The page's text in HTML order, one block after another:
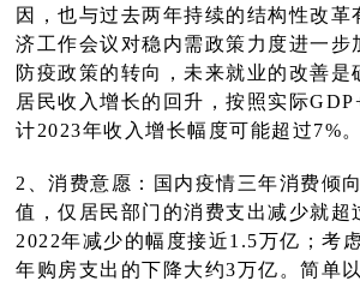
因，也与过去两年持续的结构性改革
济工作会议对稳内需政策力度进一步
防疫政策的转向，未来就业的改善是
居民收入增长的回升，按照实际
计2023年收入增长幅度可能超过7%。
2、消费意愿：国内疫情三年消费倾
值，仅居民部门的消费支出减少就超
2022年减少的幅度接近1.5万亿；考
年购房支出的下降大约3万亿。简单